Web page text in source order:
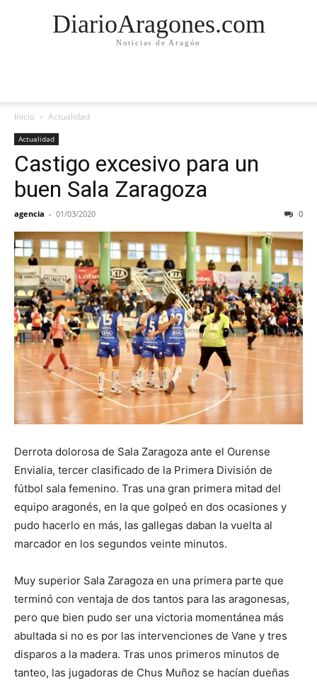
DiarioAragones.com
Noticias de Aragón
Inicio Actualidad
Actualidad
Castigo excesivo para un
buen Sala Zaragoza
agencia - 01/03/2020 0
Derrota dolorosa de Sala Zaragoza ante el Ourense
Envialia, tercer clasificado de la Primera División de
fútbol sala femenino. Tras una gran primera mitad del
equipo aragonés, en la que golpeó en dos ocasiones y
pudo hacerlo en más, las gallegas daban la vuelta al
marcador en los segundos veinte minutos.
Muy superior Sala Zaragoza en una primera parte que
terminó con ventaja de dos tantos para las aragonesas,
pero que bien pudo ser una victoria momentánea más
abultada si no es por las intervenciones de Vane y tres
disparos a la madera. Tras unos primeros minutos de
tanteo, las jugadoras de Chus Muñoz se hacían dueñas